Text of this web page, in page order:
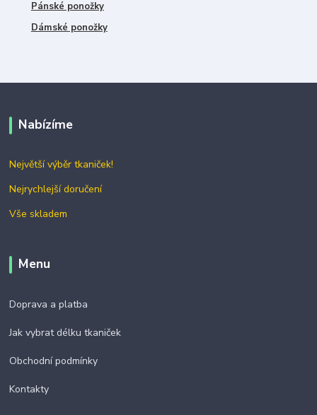
Pánské ponožky
Dámské ponožky
Nabízíme
Největší výběr tkaniček!
Nejrychlejší doručení
Vše skladem
Menu
Doprava a platba
Jak vybrat délku tkaniček
Obchodní podmínky
Kontakty